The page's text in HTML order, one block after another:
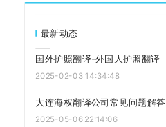
最新动态
国外护照翻译-外国人护照翻译
2025-02-03 14:34:48
大连海权翻译公司常见问题解答
2025-05-06 22:14:06